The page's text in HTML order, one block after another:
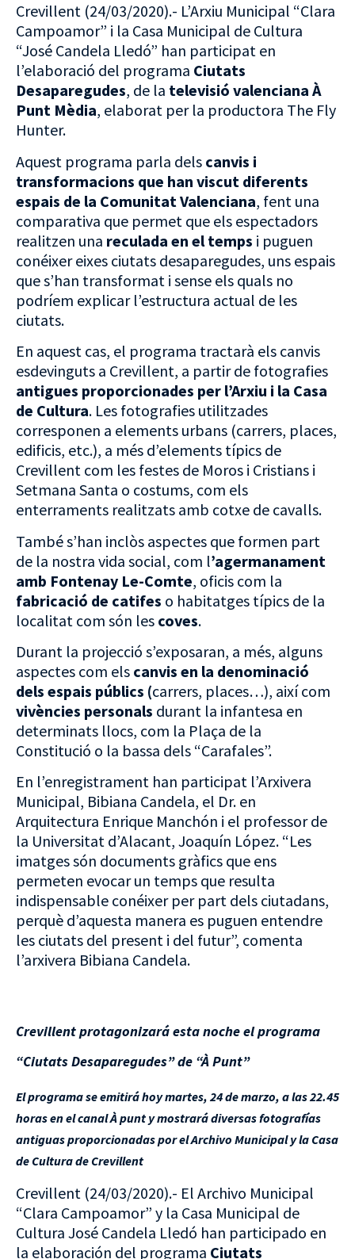
Crevillent (24/03/2020).- L’Arxiu Municipal “Clara
Campoamor” i la Casa Municipal de Cultura
“José Candela Lledó” han participat en
l’elaboració del programa Ciutats
Desaparegudes, de la televisió valenciana À
Punt Mèdia, elaborat per la productora The Fly
Hunter.
Aquest programa parla dels canvis i
transformacions que han viscut diferents
espais de la Comunitat Valenciana, fent una
comparativa que permet que els espectadors
realitzen una reculada en el temps i puguen
conéixer eixes ciutats desaparegudes, uns espais
que s’han transformat i sense els quals no
podríem explicar l’estructura actual de les
ciutats.
En aquest cas, el programa tractarà els canvis
esdevinguts a Crevillent, a partir de fotografies
antigues proporcionades per l’Arxiu i la Casa
de Cultura. Les fotografies utilitzades
corresponen a elements urbans (carrers, places,
edificis, etc.), a més d’elements típics de
Crevillent com les festes de Moros i Cristians i
Setmana Santa o costums, com els
enterraments realitzats amb cotxe de cavalls.
També s’han inclòs aspectes que formen part
de la nostra vida social, com l’agermanament
amb Fontenay Le-Comte, oficis com la
fabricació de catifes o habitatges típics de la
localitat com són les coves.
Durant la projecció s’exposaran, a més, alguns
aspectes com els canvis en la denominació
dels espais públics (carrers, places…), així com
vivències personals durant la infantesa en
determinats llocs, com la Plaça de la
Constitució o la bassa dels “Carafales”.
En l’enregistrament han participat l’Arxivera
Municipal, Bibiana Candela, el Dr. en
Arquitectura Enrique Manchón i el professor de
la Universitat d’Alacant, Joaquín López. “Les
imatges són documents gràfics que ens
permeten evocar un temps que resulta
indispensable conéixer per part dels ciutadans,
perquè d’aquesta manera es puguen entendre
les ciutats del present i del futur”, comenta
l’arxivera Bibiana Candela.
Crevillent protagonizará esta noche el programa
“Ciutats Desaparegudes” de “À Punt”
El programa se emitirá hoy martes, 24 de marzo, a las 22.45
horas en el canal À punt y mostrará diversas fotografías
antiguas proporcionadas por el Archivo Municipal y la Casa
de Cultura de Crevillent
Crevillent (24/03/2020).- El Archivo Municipal
“Clara Campoamor” y la Casa Municipal de
Cultura José Candela Lledó han participado en
la elaboración del programa Ciutats